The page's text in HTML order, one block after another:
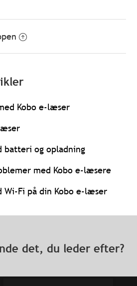
Kobo e-læser
batteri og opladning
med Kobo e-læsere
Wi-Fi på din Kobo e-læser
det, du leder efter?